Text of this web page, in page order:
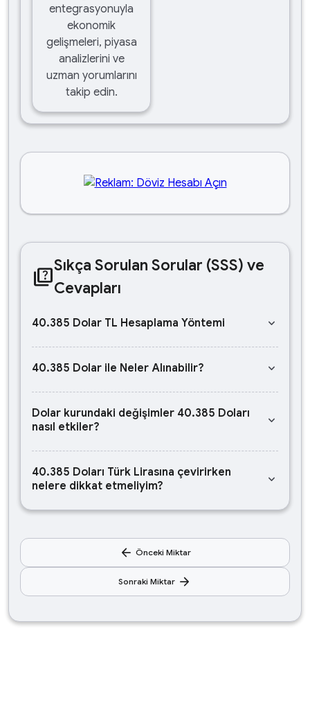
entegrasyonuyla
ekonomik
gelişmeleri, piyasa
analizlerini ve
uzman yorumlarını
takip edin.
quizSıkça Sorulan Sorular (SSS) ve
Cevapları
40.385 Dolar TL Hesaplama Yöntemi keyboard_arrow_down
40.385 Dolar ile Neler Alınabilir? keyboard_arrow_down
Dolar kurundaki değişimler 40.385 Doları
nasıl etkiler?
keyboard_arrow_down
40.385 Doları Türk Lirasına çevirirken
nelere dikkat etmeliyim?
keyboard_arrow_down
arrow_back Önceki Miktar
Sonraki Miktar arrow_forward